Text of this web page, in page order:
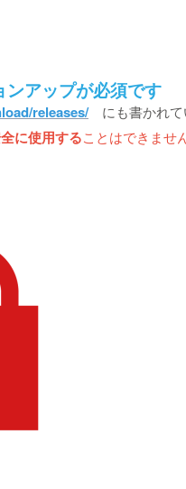
ンアップが必須です
releases/にも書かれて
に使用することはできませ